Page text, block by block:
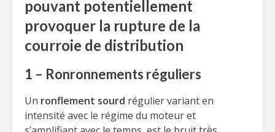
pouvant potentiellement
provoquer la rupture de la
courroie de distribution
1 – Ronronnements réguliers
Un ronflement sourd régulier variant en
intensité avec le régime du moteur et